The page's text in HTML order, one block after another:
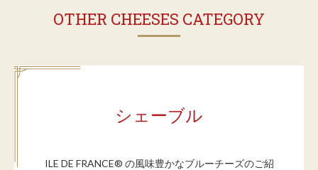
OTHER CHEESES CATEGORY
シェーブル
ILE DE FRANCE® の風味豊かなブルーチーズのご紹